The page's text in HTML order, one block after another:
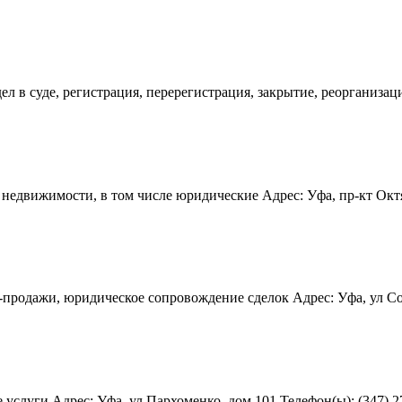
в суде, регистрация, перерегистрация, закрытие,
недвижимости, в том числе юридические Адрес: Уфа, пр-кт
юридическое сопровождение сделок Адрес: Уфа, ул